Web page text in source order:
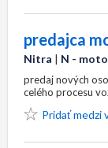
predajca
Nitra | N -
predaj nových
celého procesu
Pridať medzi